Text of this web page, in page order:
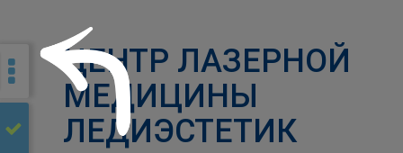
ЦЕНТР ЛАЗЕРНОЙ
МЕДИЦИНЫ
ЛЕДИЭСТЕТИК